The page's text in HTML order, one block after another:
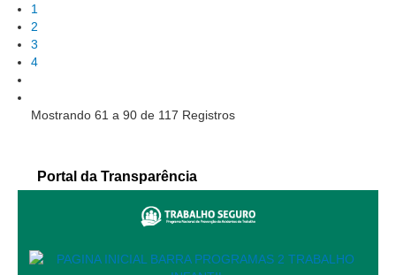
Programa Trabalho Seguro
Coordenadoria de Saúde
1
2
3
4
Mostrando 61 a 90 de 117 Registros
Portal da Transparência